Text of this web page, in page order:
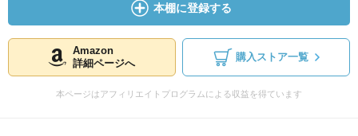
本棚に登録する
Amazon
詳細ページへ
購入ストア一覧
本ページはアフィリエイトプログラムによる収益を得ています